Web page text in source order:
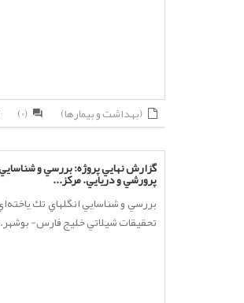
(0) (بهداشت و بیمارها)
پرورشي و دريايي. مركز...
تحقيقات شيلاتي خليج فارس- بوشهر. 1378.